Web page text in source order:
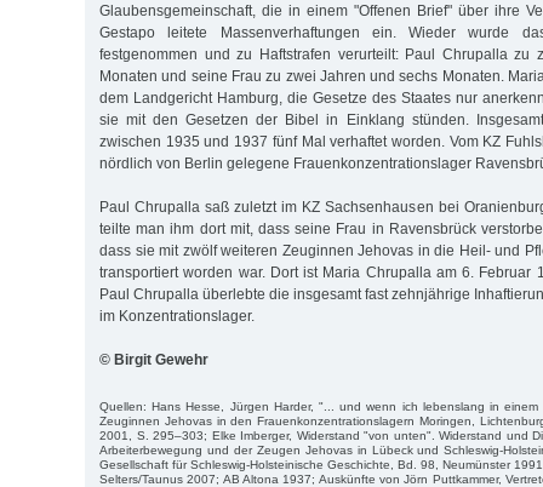
Glaubensgemeinschaft, die in einem "Offenen Brief" über ihre
Gestapo leitete Massenverhaftungen ein. Wieder wurde
festgenommen und zu Haftstrafen verurteilt: Paul Chrupalla zu
Monaten und seine Frau zu zwei Jahren und sechs Monaten.
dem Landgericht Hamburg, die Gesetze des Staates nur
sie mit den Gesetzen der Bibel in Einklang stünden.
zwischen 1935 und 1937 fünf Mal verhaftet worden. Vom KZ
nördlich von Berlin gelegene Frauenkonzentrationslager
Paul Chrupalla saß zuletzt im KZ Sachsenhausen bei
teilte man ihm dort mit, dass seine Frau in Ravensbrück
dass sie mit zwölf weiteren Zeuginnen Jehovas in die Heil- und
transportiert worden war. Dort ist Maria Chrupalla am 6. Februar
Paul Chrupalla überlebte die insgesamt fast zehnjährige
im Konzentrationslager.
© Birgit Gewehr
Quellen: Hans Hesse, Jürgen Harder, "... und wenn ich lebenslang in
Zeuginnen Jehovas in den Frauenkonzentrationslagern Moringen,
2001, S. 295–303; Elke Imberger, Widerstand "von unten". Widerstand und
Arbeiterbewegung und der Zeugen Jehovas in Lübeck und Schleswig-
Gesellschaft für Schleswig-Holsteinische Geschichte, Bd. 98, Neumünster
Selters/Taunus 2007; AB Altona 1937; Auskünfte von Jörn Puttkammer,